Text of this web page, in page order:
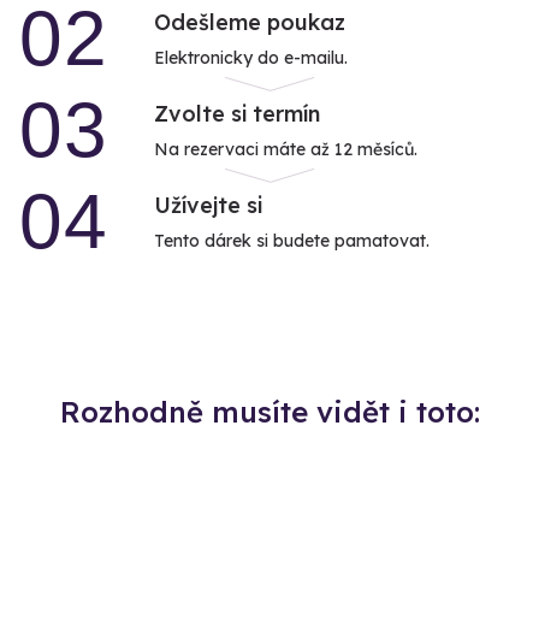
02 Odešleme poukaz
Elektronicky do e-mailu.
03 Zvolte si termín
Na rezervaci máte až 12 měsíců.
04 Užívejte si
Tento dárek si budete pamatovat.
Rozhodně musíte vidět i toto: